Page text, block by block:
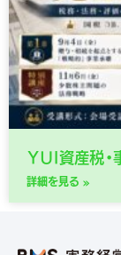
ＹＵＩ資産税
詳細を見る »